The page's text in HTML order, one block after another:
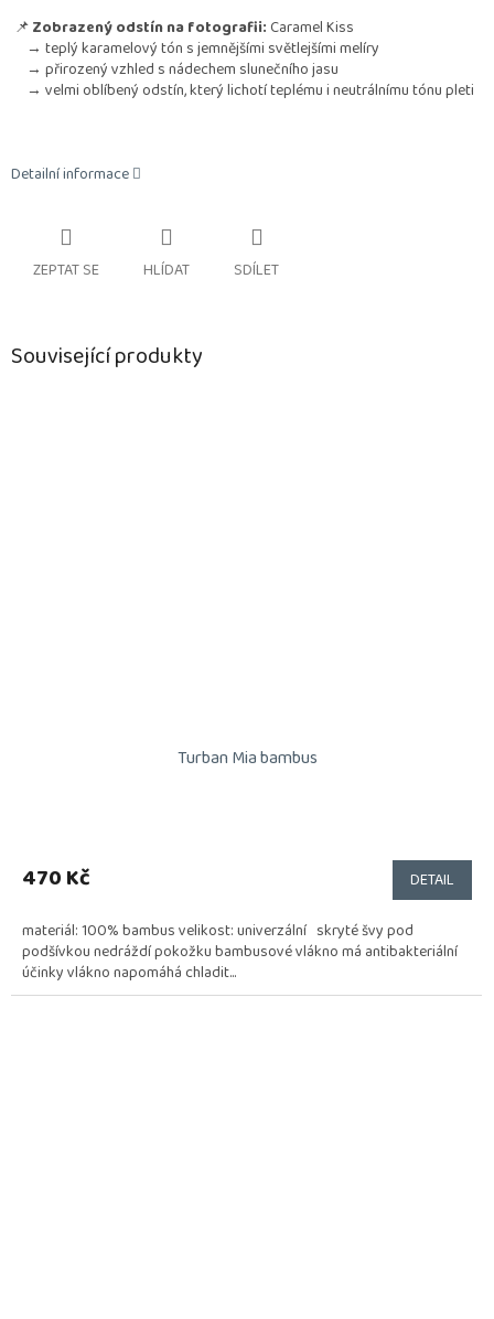
📌Zobrazený odstín na fotografii: Caramel Kiss
→ teplý karamelový tón s jemnějšími světlejšími melíry
→ přirozený vzhled s nádechem slunečního jasu
→ velmi oblíbený odstín, který lichotí teplému i neutrálnímu tónu pleti
Detailní informace
ZEPTAT SE HLÍDAT SDÍLET
Související produkty
Turban Mia bambus
470 Kč DETAIL
materiál: 100% bambus velikost: univerzální skryté švy pod
podšívkou nedráždí pokožku bambusové vlákno má antibakteriální
účinky vlákno napomáhá chladit...